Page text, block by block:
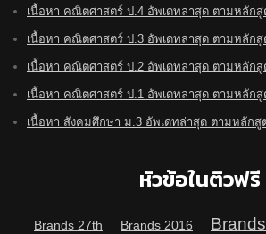
เนื้อหา คณิตศาสตร์ ป.4 อัพเดทล่าสุด ตามหลักสู
เนื้อหา คณิตศาสตร์ ป.3 อัพเดทล่าสุด ตามหลักสู
เนื้อหา คณิตศาสตร์ ป.2 อัพเดทล่าสุด ตามหลักสู
เนื้อหา คณิตศาสตร์ ป.1 อัพเดทล่าสุด ตามหลักสู
เนื้อหา สังคมศึกษา ม.3 อัพเดทล่าสุด ตามหลักสู
หัวข้อในติวฟรี
Brands 27th Brands 2016